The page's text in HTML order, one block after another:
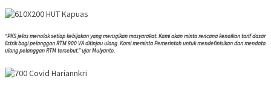
“PKS jelas menolak setiap kebijakan yang merugikan masyarakat. Kami akan minta rencana kenaikan tarif dasar
listrik bagi pelanggan RTM 900 VA ditinjau ulang. Kami meminta Pemerintah untuk mendefinisikan dan mendata
ulang pelanggan RTM tersebut.” ujar Mulyanto.